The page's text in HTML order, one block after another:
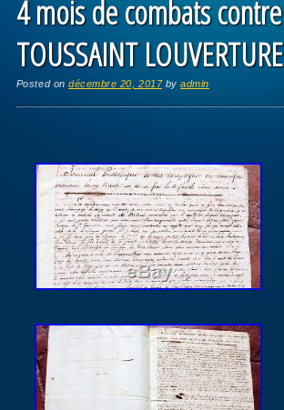
4 mois de combats contre
TOUSSAINT LOUVERTURE
Posted ondécembre 20, 2017 byadmin